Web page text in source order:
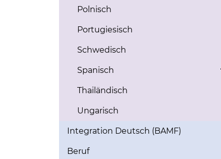
Polnisch
Portugiesisch
Schwedisch
Spanisch
Thailändisch
Ungarisch
Integration Deutsch (BAMF)
Beruf